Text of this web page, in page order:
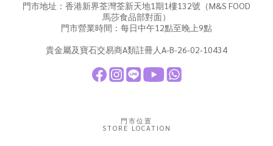
門市地址：香港新界荃灣荃新天地1期1樓132號（M&S FOOD
馬莎食品部對面）
門市營業時間：每日中午12點至晚上9點
貴金屬及寶石交易商A類註冊人A-B-26-02-10434
門市位置
STORE LOCATION